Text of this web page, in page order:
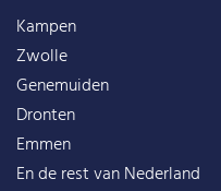
Kampen
Zwolle
Genemuiden
Dronten
Emmen
En de rest vanNederland